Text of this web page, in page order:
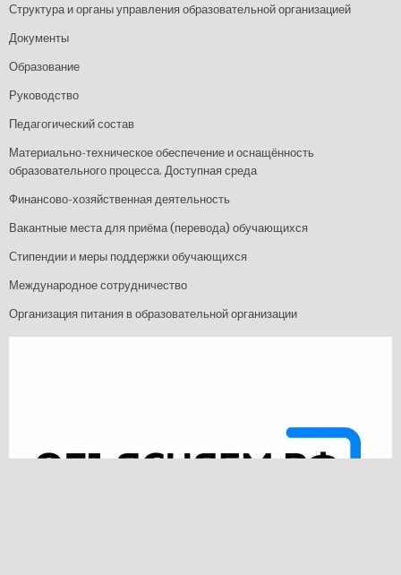
Структура и органы управления образовательной организацией
Документы
Образование
Руководство
Педагогический состав
Материально-техническое обеспечение и оснащённость
образовательного процесса. Доступная среда
Финансово-хозяйственная деятельность
Вакантные места для приёма (перевода) обучающихся
Стипендии и меры поддержки обучающихся
Международное сотрудничество
Организация питания в образовательной организации